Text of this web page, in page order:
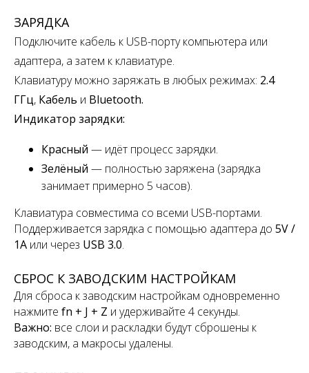
ЗАРЯДКА
Подключите кабель к USB-порту компьютера или
адаптера, а затем к клавиатуре.
Клавиатуру можно заряжать в любых режимах: 2.4
ГГц, Кабель и Bluetooth.
Индикатор зарядки:
Красный — идёт процесс зарядки.
Зелёный — полностью заряжена (зарядка
занимает примерно 5 часов).
Клавиатура совместима со всеми USB-портами.
Поддерживается зарядка с помощью адаптера до 5V /
1A или через USB 3.0.
СБРОС К ЗАВОДСКИМ НАСТРОЙКАМ
Для сброса к заводским настройкам одновременно
нажмите fn + J + Z и удерживайте 4 секунды.
Важно: все слои и раскладки будут сброшены к
заводским, а макросы удалены.